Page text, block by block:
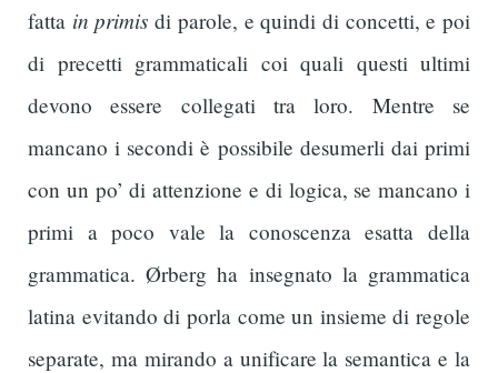
fatta in primis di parole, e quindi di concetti, e poi
di precetti grammaticali coi quali questi ultimi
devono essere collegati tra loro. Mentre se
mancano i secondi è possibile desumerli dai primi
con un po’ di attenzione e di logica, se mancano i
primi a poco vale la conoscenza esatta della
grammatica. Ørberg ha insegnato la grammatica
latina evitando di porla come un insieme di regole
separate, ma mirando a unificare la semantica e la